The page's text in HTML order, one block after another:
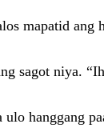
mapatid ang
sagot niya.
hanggang